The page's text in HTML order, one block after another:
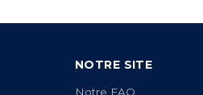
NOTRE SITE
Notre FAQ